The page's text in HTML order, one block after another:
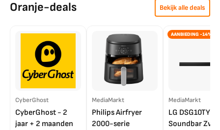
Oranje-deals Bekijk alle deals
CyberGhost
CyberGhost - 2
jaar + 2 maanden
MediaMarkt
Philips Airfryer
2000-serie
AANBIEDING -14%
MediaMarkt
LG DSG10TY
Soundbar